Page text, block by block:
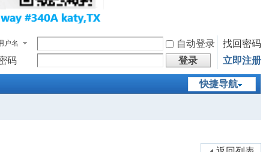
户名 自动登录
找回密码
码
登录 立即注册
快捷导航